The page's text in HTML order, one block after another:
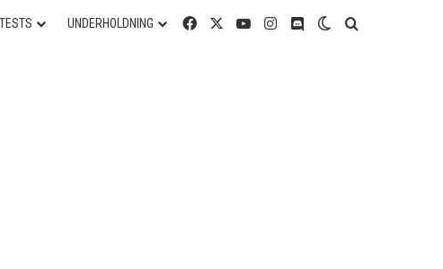
TESTS UNDERHOLDNING FacebookYouTubeInstagram
DiscordSwitch skin